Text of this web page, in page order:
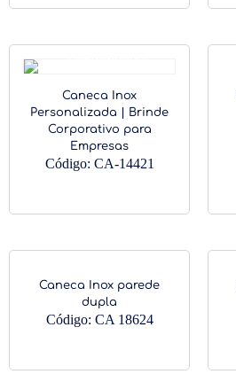
Caneca Inox
Personalizada | Brinde
Corporativo para
Empresas
Código: CA-14421
Caneca Inox parede
dupla
Código: CA 18624